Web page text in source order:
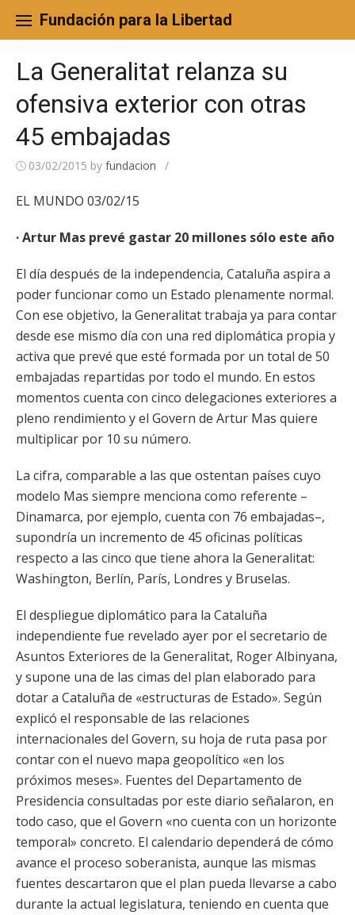
content
Fundación para la Libertad
La Generalitat relanza su
ofensiva exterior con otras
45 embajadas
03/02/2015 by fundacion /
EL MUNDO 03/02/15
· Artur Mas prevé gastar 20 millones sólo este año
El día después de la independencia, Cataluña aspira a
poder funcionar como un Estado plenamente normal.
Con ese objetivo, la Generalitat trabaja ya para contar
desde ese mismo día con una red diplomática propia y
activa que prevé que esté formada por un total de 50
embajadas repartidas por todo el mundo. En estos
momentos cuenta con cinco delegaciones exteriores a
pleno rendimiento y el Govern de Artur Mas quiere
multiplicar por 10 su número.
La cifra, comparable a las que ostentan países cuyo
modelo Mas siempre menciona como referente –
Dinamarca, por ejemplo, cuenta con 76 embajadas–,
supondría un incremento de 45 oficinas políticas
respecto a las cinco que tiene ahora la Generalitat:
Washington, Berlín, París, Londres y Bruselas.
El despliegue diplomático para la Cataluña
independiente fue revelado ayer por el secretario de
Asuntos Exteriores de la Generalitat, Roger Albinyana,
y supone una de las cimas del plan elaborado para
dotar a Cataluña de «estructuras de Estado». Según
explicó el responsable de las relaciones
internacionales del Govern, su hoja de ruta pasa por
contar con el nuevo mapa geopolítico «en los
próximos meses». Fuentes del Departamento de
Presidencia consultadas por este diario señalaron, en
todo caso, que el Govern «no cuenta con un horizonte
temporal» concreto. El calendario dependerá de cómo
avance el proceso soberanista, aunque las mismas
fuentes descartaron que el plan pueda llevarse a cabo
durante la actual legislatura, teniendo en cuenta que